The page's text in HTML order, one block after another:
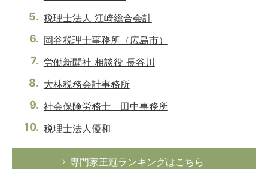
税理士法人 江崎総合会計
岡谷税理士事務所（広島市）
労働新聞社 相談役 長谷川
大林税務会計事務所
社会保険労務士 田中事務所
税理士法人優和
専門家王冠ランキングはこちら